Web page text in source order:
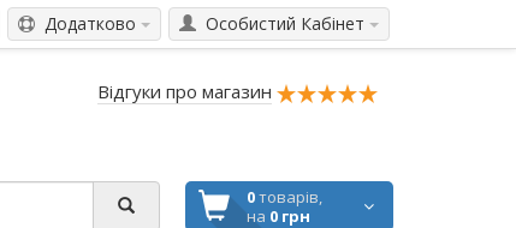
Особистий Кабінет
Додатково
Відгуки про магазин
0товарів,
на 0 грн